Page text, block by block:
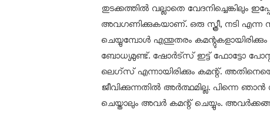
തുടക്കത്തിൽ വല്ലാതെ വേദനിച്ചെങ്കിലും
അവഗണിക്കുകയാണ്. ഒരു സ്ത്രീ, നടി എന്ന
ചെയ്യുമ്പോൾ എന്തുതരം
ബോധ്യമുണ്ട്. ഷോർട്‌സ് ഇട്ട് ഫോട്ടോ
ലെഗ്‌സ് എന്നായിരിക്കും കമന്റ്.
ജീവിക്കുന്നതിൽ അർത്ഥമില്ല. പിന്നെ ഞാൻ
ചെയ്താലും അവർ കമന്റ് ചെയ്യും.